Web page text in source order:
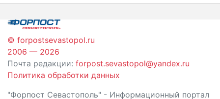
© forpostsevastopol.ru
2006 — 2026
Почта редакции: forpost.sevastopol@yandex.ru
Политика обработки данных
"Форпост Севастополь" - Информационный портал